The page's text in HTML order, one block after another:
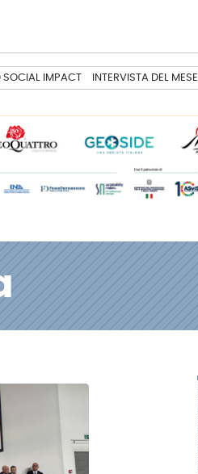
SOCIAL IMPACT INTERVISTA DEL MESE